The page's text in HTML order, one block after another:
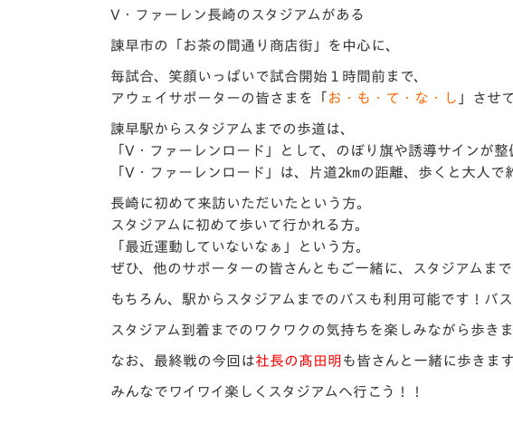
場）
ホームタウン活動
V・ファーレン長崎のスタジアムがある
諫早市の「 お茶の間通り商店街」 を中心に、
毎試合、笑顔いっぱいで試合開始１時間前まで、
アウェイサポーターの皆さまを「
お・も・て・な・し 」させ
諫早駅からスタジアムまでの歩道は、
「V・ファーレンロード」として、のぼり旗や誘導サインが整
「V・ファーレンロード」は、片道2㎞の距離、歩くと大人で
長崎に初めて来訪いただいたという方。
スタジアムに初めて歩いて行かれる方。
「最近運動していないなぁ」という方。
ぜひ、他のサポーターの皆さんともご一緒に、スタジアムま
もちろん、駅からスタジアムまでのバスも利用可能です！バ
スタジアム到着までのワクワクの気持ちを楽しみながら歩きま
なお、最終戦の今回は社長の髙田明 も皆さんと一緒に歩きます
みんなでワイワイ楽しくスタジアムへ行こう！！